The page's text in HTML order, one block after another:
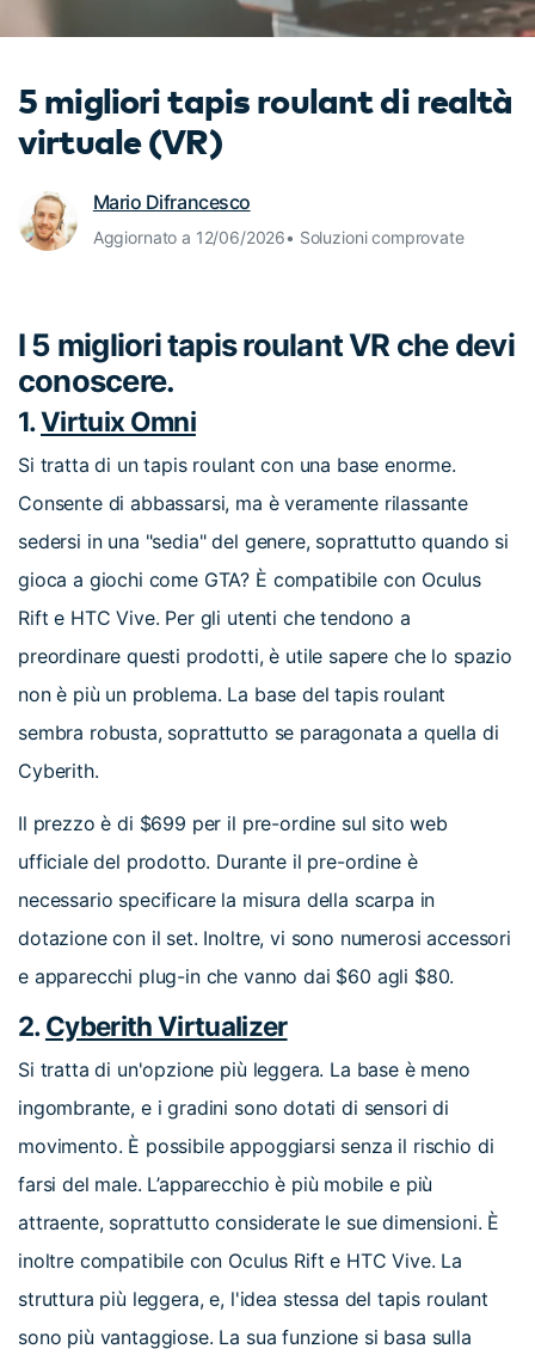
Tip per YouTube
Apprendimento
5 migliori tapis roulant di realtà
virtuale (VR)
Mario Difrancesco
Aggiornato a 12/06/2026• Soluzioni comprovate
I 5 migliori tapis roulant VR che devi
conoscere.
1.Virtuix Omni
Si tratta di un tapis roulant con una base enorme.
Consente di abbassarsi, ma è veramente rilassante
sedersi in una "sedia" del genere, soprattutto quando si
gioca a giochi come GTA? È compatibile con Oculus
Rift e HTC Vive. Per gli utenti che tendono a
preordinare questi prodotti, è utile sapere che lo spazio
non è più un problema. La base del tapis roulant
sembra robusta, soprattutto se paragonata a quella di
Cyberith.
Il prezzo è di $699 per il pre-ordine sul sito web
ufficiale del prodotto. Durante il pre-ordine è
necessario specificare la misura della scarpa in
dotazione con il set. Inoltre, vi sono numerosi accessori
e apparecchi plug-in che vanno dai $60 agli $80.
2.Cyberith Virtualizer
Si tratta di un'opzione più leggera. La base è meno
ingombrante, e i gradini sono dotati di sensori di
movimento. È possibile appoggiarsi senza il rischio di
farsi del male. L’apparecchio è più mobile e più
attraente, soprattutto considerate le sue dimensioni. È
inoltre compatibile con Oculus Rift e HTC Vive. La
struttura più leggera, e, l'idea stessa del tapis roulant
sono più vantaggiose. La sua funzione si basa sulla